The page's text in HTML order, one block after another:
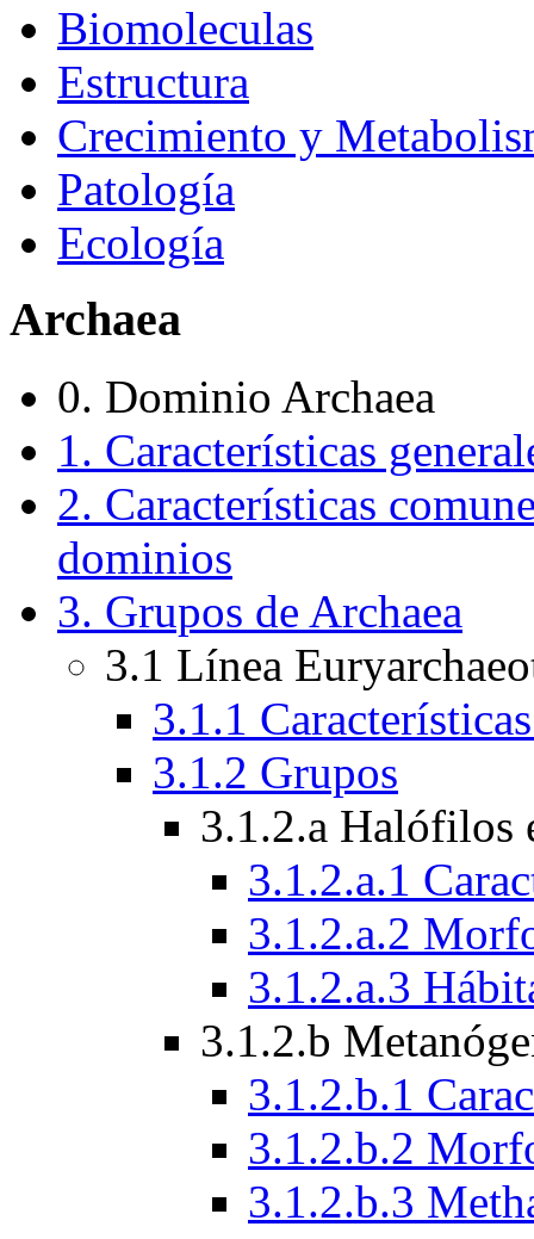
Biomoleculas
Estructura
Crecimiento y
Patología
Ecología
Archaea
0. Dominio Archaea
1. Características
2. Características
dominios
3. Grupos de Archaea
3.1 Línea
3.1.1
3.1.2 Grupos
3.1.2.a Halófilos
3.1.2.a.1
3.1.2.a.2
3.1.2.a.3
3.1.2.b
3.1.2.b.1
3.1.2.b.2
3.1.2.b.3